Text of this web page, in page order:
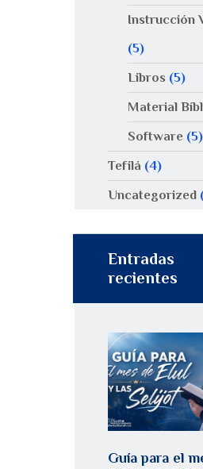
Instrucción
(5)
Libros (5)
Material
Software(5)
Tefilá (4)
Uncategorized
Entradas
recientes
Guía para el